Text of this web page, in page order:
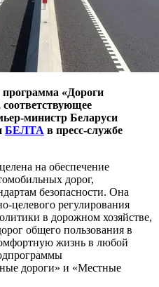
программа «Дороги
министр Беларуси
БЕЛТА в пресс-службе
на обеспечение
дорог,
безопасности. Она
целевого регулирования
в дорожном хозяйстве,
общего пользования в
жизнь в любой
дороги» и «Местные